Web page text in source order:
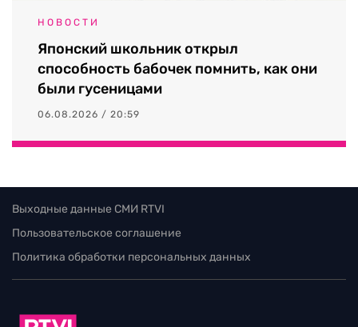
НОВОСТИ
Японский школьник открыл
способность бабочек помнить, как они
были гусеницами
06.08.2026 / 20:59
Выходные данные СМИ RTVI
Пользовательское соглашение
Политика обработки персональных данных